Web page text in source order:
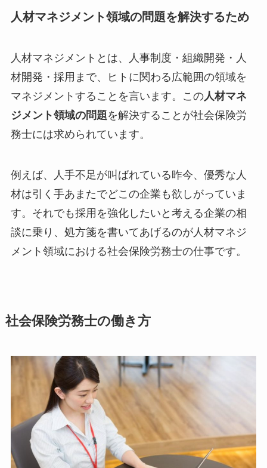
人材マネジメント領域の問題を解決するため
人材マネジメントとは、人事制度・組織開発・人
材開発・採用まで、ヒトに関わる広範囲の領域を
マネジメントすることを言います。この人材マネ
ジメント領域の問題を解決することが社会保険労
務士には求められています。
例えば、人手不足が叫ばれている昨今、優秀な人
材は引く手あまたでどこの企業も欲しがっていま
す。それでも採用を強化したいと考える企業の相
談に乗り、処方箋を書いてあげるのが人材マネジ
メント領域における社会保険労務士の仕事です。
社会保険労務士の働き方